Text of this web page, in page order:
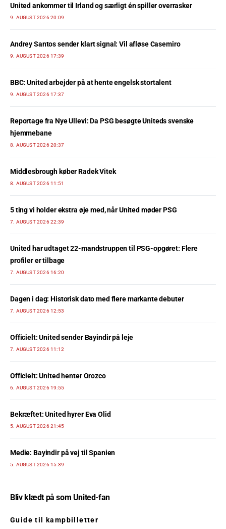
United ankommer til Irland og særligt én spiller overrasker
9. AUGUST 2026 20:09
Andrey Santos sender klart signal: Vil afløse Casemiro
9. AUGUST 2026 17:39
BBC: United arbejder på at hente engelsk stortalent
9. AUGUST 2026 17:37
Reportage fra Nye Ullevi: Da PSG besøgte Uniteds svenske
hjemmebane
8. AUGUST 2026 20:37
Middlesbrough køber Radek Vitek
8. AUGUST 2026 11:51
5 ting vi holder ekstra øje med, når United møder PSG
7. AUGUST 2026 22:39
United har udtaget 22-mandstruppen til PSG-opgøret: Flere
profiler er tilbage
7. AUGUST 2026 16:20
Dagen i dag: Historisk dato med flere markante debuter
7. AUGUST 2026 12:53
Officielt: United sender Bayindir på leje
7. AUGUST 2026 11:12
Officielt: United henter Orozco
6. AUGUST 2026 19:55
Bekræftet: United hyrer Eva Olid
5. AUGUST 2026 21:45
Medie: Bayindir på vej til Spanien
5. AUGUST 2026 15:39
Bliv klædt på som United-fan
Guide til kampbilletter